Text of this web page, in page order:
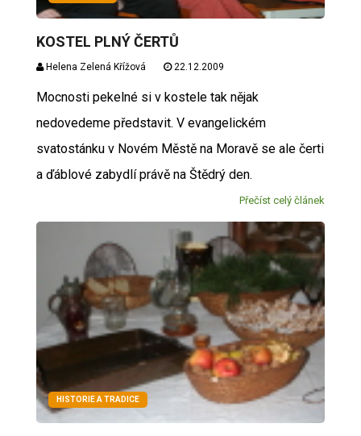
KOSTEL PLNÝ ČERTŮ
Helena Zelená Křížová 22.12.2009
Mocnosti pekelné si v kostele tak nějak
nedovedeme představit. V evangelickém
svatostánku v Novém Městě na Moravě se ale čerti
a ďáblové zabydlí právě na Štědrý den.
Přečíst celý článek
HISTORIE A TRADICE